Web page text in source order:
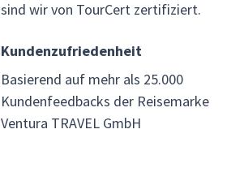
sind wir von TourCert zertifiziert.
Kundenzufriedenheit
Basierend auf mehr als 25.000
Kundenfeedbacks der Reisemarke
Ventura TRAVEL GmbH